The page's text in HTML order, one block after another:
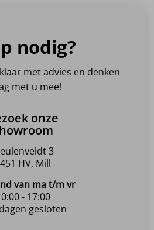
nodig?
met advies en denken
met u mee!
onze
3
HV, Mill
van ma t/m vr
- 17:00
gesloten